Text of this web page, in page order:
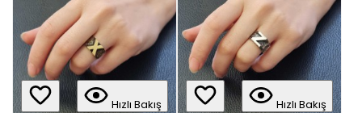
Hızlı Bakış
Hızlı Bakış